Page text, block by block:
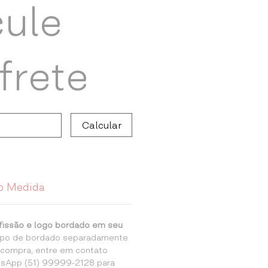
Calcular
Medida
e logo bordado em seu
de bordado separadamente
entre em contato
(51) 99999-2128 para